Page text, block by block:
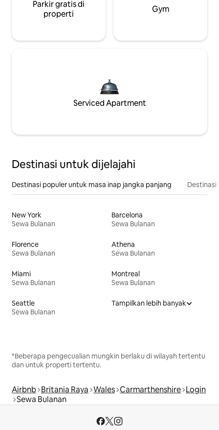
Parkir gratis di
properti
Gym
Serviced Apartment
Destinasi untuk dijelajahi
Destinasi populer untuk masa inap jangka panjang Destinasi
New York
Sewa Bulanan
Barcelona
Sewa Bulanan
Florence
Sewa Bulanan
Athena
Sewa Bulanan
Miami
Sewa Bulanan
Montreal
Sewa Bulanan
Seattle
Sewa Bulanan
Tampilkan lebih banyak
*Beberapa pengecualian mungkin berlaku di wilayah tertentu
dan untuk properti tertentu.
Airbnb Britania Raya Wales Carmarthenshire Login
Sewa Bulanan